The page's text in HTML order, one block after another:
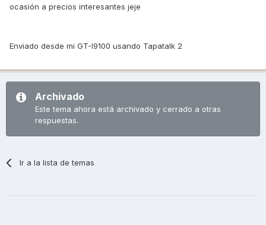
ocasión a precios interesantes jeje
Enviado desde mi GT-I9100 usando Tapatalk 2
Archivado
Este tema ahora está archivado y cerrado a otras
respuestas.
Ir a la lista de temas